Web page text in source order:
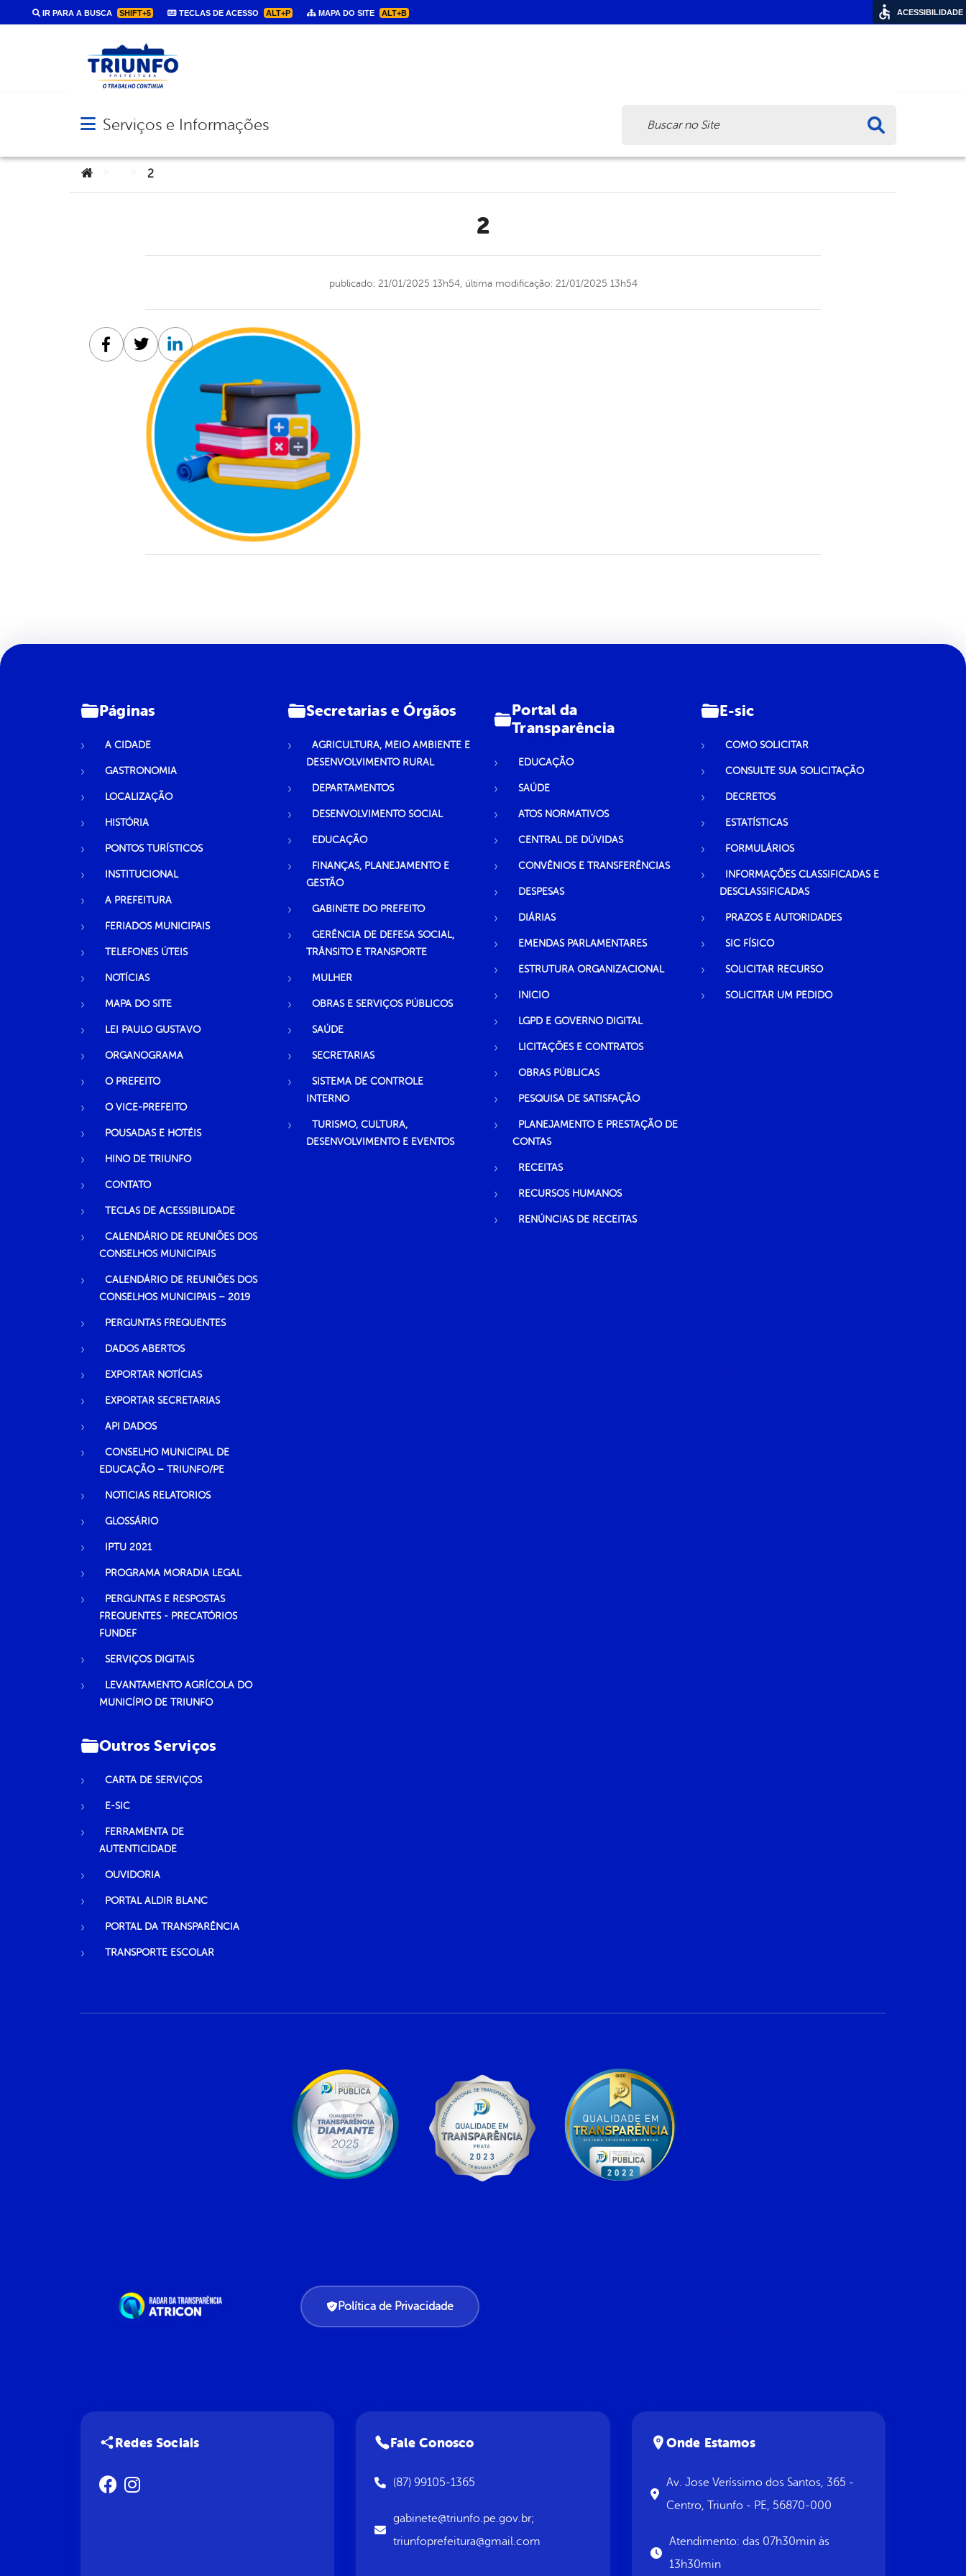
IR PARA A BUSCA SHIFT+5 TECLAS DE ACESSO ALT+P MAPA DO SITE ALT+B
Abrir menu principal de navegação
Serviços e Informações
Você está aqui:
2
2
publicado: 21/01/2025 13h54, última modificação: 21/01/2025 13h54
Facebook
TwitterLinkedin
Páginas
A CIDADE
GASTRONOMIA
LOCALIZAÇÃO
HISTÓRIA
PONTOS TURÍSTICOS
INSTITUCIONAL
A PREFEITURA
FERIADOS MUNICIPAIS
TELEFONES ÚTEIS
NOTÍCIAS
MAPA DO SITE
LEI PAULO GUSTAVO
ORGANOGRAMA
O PREFEITO
O VICE-PREFEITO
POUSADAS E HOTÉIS
HINO DE TRIUNFO
CONTATO
TECLAS DE ACESSIBILIDADE
CALENDÁRIO DE REUNIÕES DOS
CONSELHOS MUNICIPAIS
CALENDÁRIO DE REUNIÕES DOS
CONSELHOS MUNICIPAIS – 2019
PERGUNTAS FREQUENTES
DADOS ABERTOS
EXPORTAR NOTÍCIAS
EXPORTAR SECRETARIAS
API DADOS
CONSELHO MUNICIPAL DE
EDUCAÇÃO – TRIUNFO/PE
NOTICIAS RELATORIOS
GLOSSÁRIO
IPTU 2021
PROGRAMA MORADIA LEGAL
PERGUNTAS E RESPOSTAS
FREQUENTES - PRECATÓRIOS
FUNDEF
SERVIÇOS DIGITAIS
LEVANTAMENTO AGRÍCOLA DO
MUNICÍPIO DE TRIUNFO
Secretarias e Órgãos
AGRICULTURA, MEIO AMBIENTE E
DESENVOLVIMENTO RURAL
DEPARTAMENTOS
DESENVOLVIMENTO SOCIAL
EDUCAÇÃO
FINANÇAS, PLANEJAMENTO E
GESTÃO
GABINETE DO PREFEITO
GERÊNCIA DE DEFESA SOCIAL,
TRÂNSITO E TRANSPORTE
MULHER
OBRAS E SERVIÇOS PÚBLICOS
SAÚDE
SECRETARIAS
SISTEMA DE CONTROLE
INTERNO
TURISMO, CULTURA,
DESENVOLVIMENTO E EVENTOS
Portal da
Transparência
EDUCAÇÃO
SAÚDE
ATOS NORMATIVOS
CENTRAL DE DÚVIDAS
CONVÊNIOS E TRANSFERÊNCIAS
DESPESAS
DIÁRIAS
EMENDAS PARLAMENTARES
ESTRUTURA ORGANIZACIONAL
INICIO
LGPD E GOVERNO DIGITAL
LICITAÇÕES E CONTRATOS
OBRAS PÚBLICAS
PESQUISA DE SATISFAÇÃO
PLANEJAMENTO E PRESTAÇÃO DE
CONTAS
RECEITAS
RECURSOS HUMANOS
RENÚNCIAS DE RECEITAS
E-sic
COMO SOLICITAR
CONSULTE SUA SOLICITAÇÃO
DECRETOS
ESTATÍSTICAS
FORMULÁRIOS
INFORMAÇÕES CLASSIFICADAS E
DESCLASSIFICADAS
PRAZOS E AUTORIDADES
SIC FÍSICO
SOLICITAR RECURSO
SOLICITAR UM PEDIDO
Outros Serviços
CARTA DE SERVIÇOS
E-SIC
FERRAMENTA DE
AUTENTICIDADE
OUVIDORIA
PORTAL ALDIR BLANC
PORTAL DA TRANSPARÊNCIA
TRANSPORTE ESCOLAR
Política de Privacidade
Redes Sociais Fale Conosco
(87) 99105-1365
gabinete@triunfo.pe.gov.br;
triunfoprefeitura@gmail.com
Onde Estamos
Av. Jose Veríssimo dos Santos, 365 -
Centro, Triunfo - PE, 56870-000
Atendimento: das 07h30min às
13h30min
ACESSIBILIDADE